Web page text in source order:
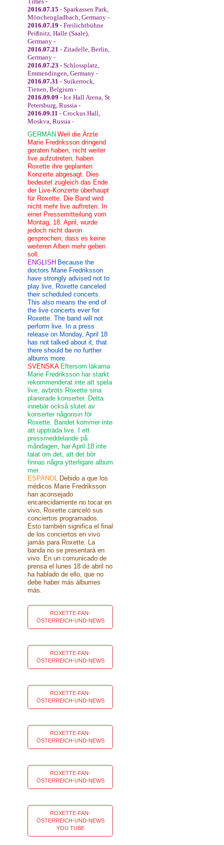
2016.07.15 - Sparkassen Park,
Mönchengladbach, Germany -
2016.07.19 - Freilichtbühne
Peißnitz, Halle (Saale),
Germany -
2016.07.21 - Zitadelle, Berlin,
Germany -
2016.07.23 - Schlossplatz,
Emmendingen, Germany -
2016.07.31 - Suikerrock,
Tienen, Belgium -
2016.09.09 - Ice Hall Arena, St
Petersburg, Russia -
2016.09.11 - Crockus Hall,
Moskva, Russia -
GERMAN Weil die Ärzte
Marie Fredriksson dringend
geraten haben, nicht weiter
live aufzutreten, haben
Roxette ihre geplanten
Konzerte abgesagt. Dies
bedeutet zugleich das Ende
der Live-Konzerte überhaupt
für Roxette. Die Band wird
nicht mehr live auftreten. In
einer Pressemitteilung vom
Montag, 18. April, wurde
jedoch nicht davon
gesprochen, dass es keine
weiteren Alben mehr geben
soll.
ENGLISH Because the
doctors Marie Fredriksson
have strongly advised not to
play live, Roxette canceled
their scheduled concerts.
This also means the end of
the live concerts ever for
Roxette. The band will not
perform live. In a press
release on Monday, April 18
has not talked about it, that
there should be no further
albums more.
SVENSKA Eftersom läkarna
Marie Fredriksson har starkt
rekommenderat inte att spela
live, avbröts Roxette sina
planerade konserter. Detta
innebär också slutet av
konserter någonsin för
Roxette. Bandet kommer inte
att uppträda live. I ett
pressmeddelande på
måndagen, har April 18 inte
talat om det, att det bör
finnas några ytterligare album
mer.
ESPANOL Debido a que los
médicos Marie Fredriksson
han aconsejado
encarecidamente no tocar en
vivo, Roxette canceló sus
conciertos programados.
Esto también significa el final
de los conciertos en vivo
jamás para Roxette. La
banda no se presentará en
vivo. En un comunicado de
prensa el lunes 18 de abril no
ha hablado de ello, que no
debe haber más álbumes
más.
ROXETTE-FAN-
ÖSTERREICH-UND-NEWS
ROXETTE-FAN-
ÖSTERREICH-UND-NEWS
ROXETTE-FAN-
ÖSTERREICH-UND-NEWS
ROXETTE-FAN-
ÖSTERREICH-UND-NEWS
ROXETTE-FAN-
ÖSTERREICH-UND-NEWS
ROXETTE-FAN-
ÖSTERREICH-UND-NEWS
YOU TUBE